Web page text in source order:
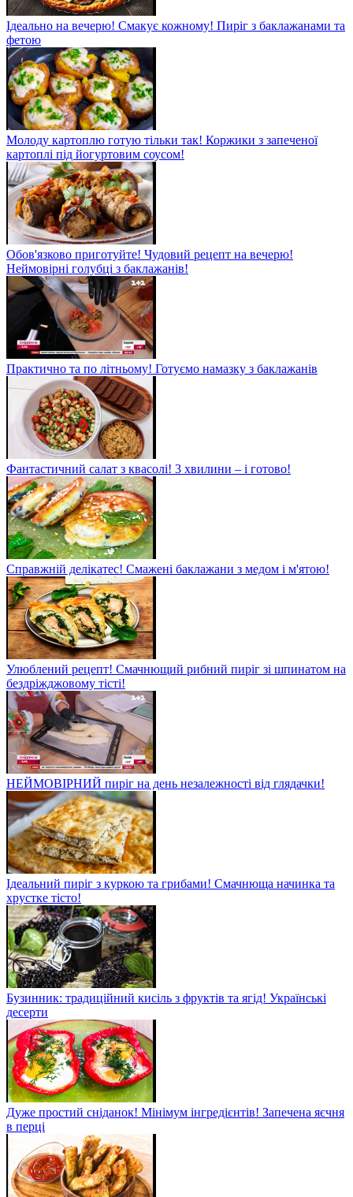
Ідеально на вечерю! Смакує кожному! Пиріг з баклажанами та
фетою
Молоду картоплю готую тільки так! Коржики з запеченої
картоплі під йогуртовим соусом!
Обов'язково приготуйте! Чудовий рецепт на вечерю!
Неймовірні голубці з баклажанів!
Практично та по літньому! Готуємо намазку з баклажанів
Фантастичний салат з квасолі! 3 хвилини – і готово!
Справжній делікатес! Смажені баклажани з медом і м'ятою!
Улюблений рецепт! Смачнющий рибний пиріг зі шпинатом на
бездріжджовому тісті!
НЕЙМОВІРНИЙ пиріг на день незалежності від глядачки!
Ідеальний пиріг з куркою та грибами! Смачнюща начинка та
хрустке тісто!
Бузинник: традиційний кисіль з фруктів та ягід! Українські
десерти
Дуже простий сніданок! Мінімум інгредієнтів! Запечена яєчня
в перці